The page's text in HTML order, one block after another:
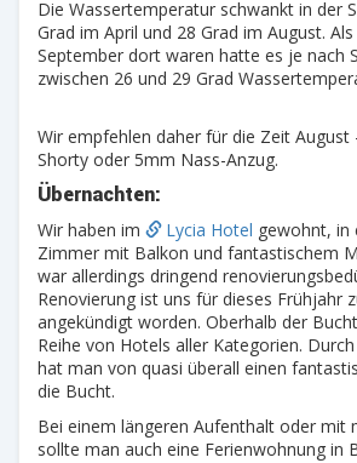
Die Wassertemperatur schwankt in der
Grad im April und 28 Grad im August.
September dort waren hatte es je nach
zwischen 26 und 29 Grad
Wir empfehlen daher für die Zeit August
Shorty oder 5mm Nass-Anzug.
Übernachten:
Wir haben im Lycia Hotel gewohnt, in
Zimmer mit Balkon und fantastischem
war allerdings dringend
Renovierung ist uns für dieses Frühjahr
angekündigt worden. Oberhalb der
Reihe von Hotels aller Kategorien.
hat man von quasi überall einen
die Bucht.
Bei einem längeren Aufenthalt oder mit
sollte man auch eine Ferienwohnung in